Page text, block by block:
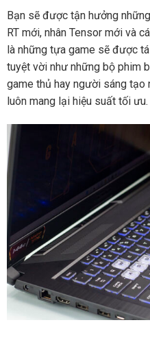
Bạn sẽ được tận hưởng
RT mới, nhân Tensor mới và
là những tựa game sẽ được
tuyệt vời như những bộ phim
game thủ hay người sáng tạo
luôn mang lại hiệu suất tối ưu.